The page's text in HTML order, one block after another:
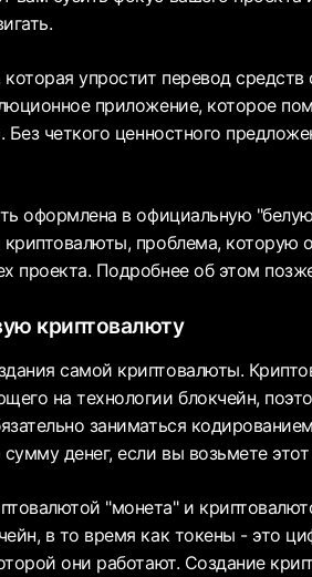
упростит перевод
приложение, которое
Без четкого ценностного
оформлена в официальную
криптовалюты, проблема, которую
проекта. Подробнее об этом
криптовалюту
самой криптовалюты.
на технологии блокчейн,
заниматься
денег, если вы возьмете
"монета" и
в то время как токены - это
они работают. Создание